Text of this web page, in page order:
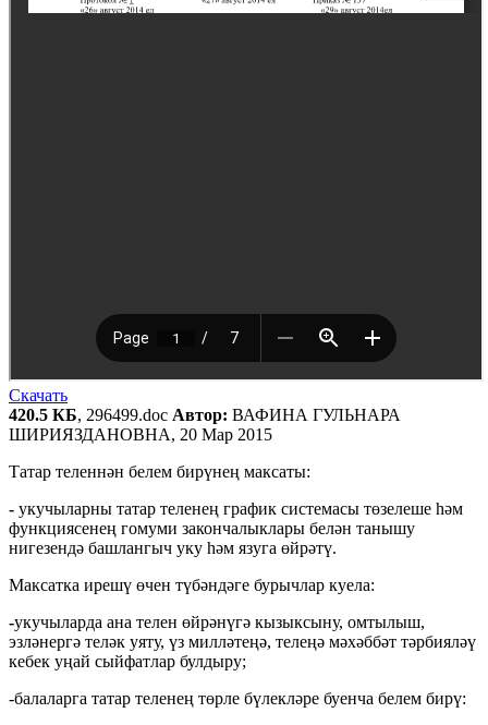
Скачать
420.5 КБ, 296499.doc Автор: ВАФИНА ГУЛЬНАРА
ШИРИЯЗДАНОВНА, 20 Мар 2015
Татар теленнән белем бирүнең максаты:
- укучыларны татар теленең график системасы төзелеше һәм
функциясенең гомуми закончалыклары белән танышу
нигезендә башлангыч уку һәм язуга өйрәтү.
Максатка ирешү өчен түбәндәге бурычлар куела:
-укучыларда ана телен өйрәнүгә кызыксыну, омтылыш,
эзләнергә теләк уяту, үз милләтеңә, телеңә мәхәббәт тәрбияләү
кебек уңай сыйфатлар булдыру;
-балаларга татар теленең төрле бүлекләре буенча белем бирү: